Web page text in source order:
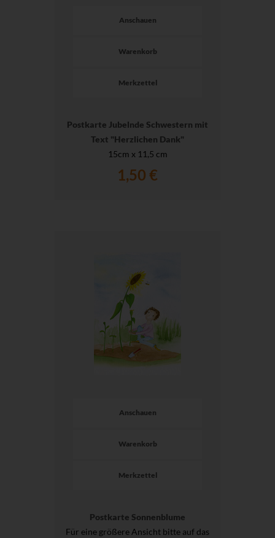
Anschauen
Warenkorb
Merkzettel
Postkarte Jubelnde Schwestern mit
Text "Herzlichen Dank"
15cm x 11,5 cm
1,50 €
Anschauen
Warenkorb
Merkzettel
Postkarte Sonnenblume
Für eine größere Ansicht bitte auf das